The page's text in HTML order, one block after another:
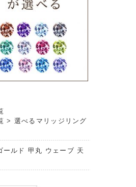
> 選べるマリッジリング
ールド 甲丸 ウェーブ 天